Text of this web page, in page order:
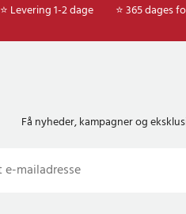
⭐ Levering 1-2 dage ⭐ 365 dages
Få nyheder, kampagner og